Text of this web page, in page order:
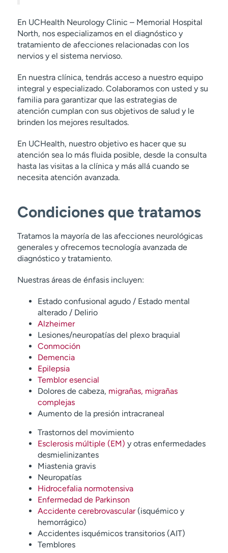
En UCHealth Neurology Clinic – Memorial Hospital
North, nos especializamos en el diagnóstico y
tratamiento de afecciones relacionadas con los
nervios y el sistema nervioso.
En nuestra clínica, tendrás acceso a nuestro equipo
integral y especializado. Colaboramos con usted y su
familia para garantizar que las estrategias de
atención cumplan con sus objetivos de salud y le
brinden los mejores resultados.
En UCHealth, nuestro objetivo es hacer que su
atención sea lo más fluida posible, desde la consulta
hasta las visitas a la clínica y más allá cuando se
necesita atención avanzada.
Condiciones que tratamos
Tratamos la mayoría de las afecciones neurológicas
generales y ofrecemos tecnología avanzada de
diagnóstico y tratamiento.
Nuestras áreas de énfasis incluyen:
Estado confusional agudo / Estado mental
alterado / Delirio
Alzheimer
Lesiones/neuropatías del plexo braquial
Conmoción
Demencia
Epilepsia
Temblor esencial
Dolores de cabeza, migrañas, migrañas
complejas
Aumento de la presión intracraneal
Trastornos del movimiento
Esclerosis múltiple (EM) y otras enfermedades
desmielinizantes
Miastenia gravis
Neuropatías
Hidrocefalia normotensiva
Enfermedad de Parkinson
Accidente cerebrovascular(isquémico y
hemorrágico)
Accidentes isquémicos transitorios (AIT)
Temblores